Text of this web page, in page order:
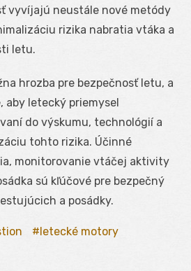
vyvíjajú neustále nové metódy
rizika nabratia vtáka a
letu.
hrozba pre bezpečnosť letu, a
letecký priemysel
do výskumu, technológií a
tohto rizika. Účinné
monitorovanie vtáčej aktivity
sú kľúčové pre bezpečný
a posádky.
letecké motory